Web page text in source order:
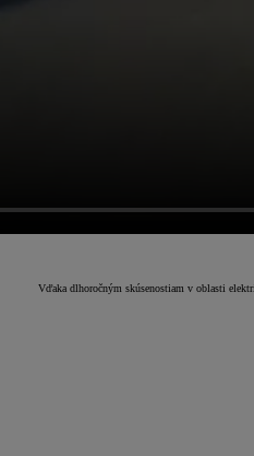
Vďaka dlhoročným skúsenostiam v oblasti